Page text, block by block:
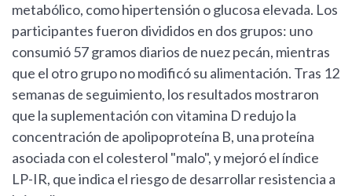
metabólico, como hipertensión o glucosa elevada. Los
participantes fueron divididos en dos grupos: uno
consumió 57 gramos diarios de nuez pecán, mientras
que el otro grupo no modificó su alimentación. Tras 12
semanas de seguimiento, los resultados mostraron
que la suplementación con vitamina D redujo la
concentración de apolipoproteína B, una proteína
asociada con el colesterol "malo", y mejoró el índice
LP-IR, que indica el riesgo de desarrollar resistencia a